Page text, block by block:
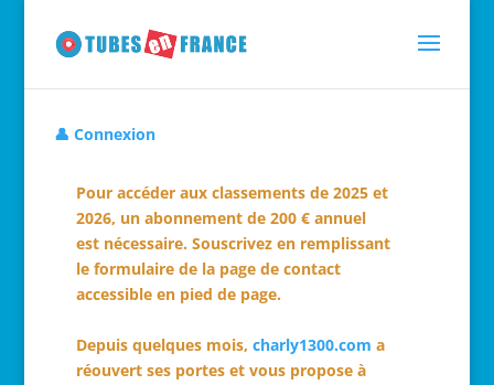
👤 Connexion
Pour accéder aux classements de 2025 et
2026, un abonnement de 200 € annuel
est nécessaire. Souscrivez en remplissant
le formulaire de la page de contact
accessible en pied de page.
Depuis quelques mois, charly1300.com a
réouvert ses portes et vous propose à